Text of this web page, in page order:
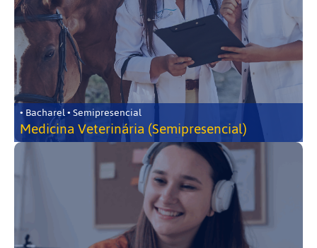
• Bacharel • Semipresencial
Medicina Veterinária (Semipresencial)